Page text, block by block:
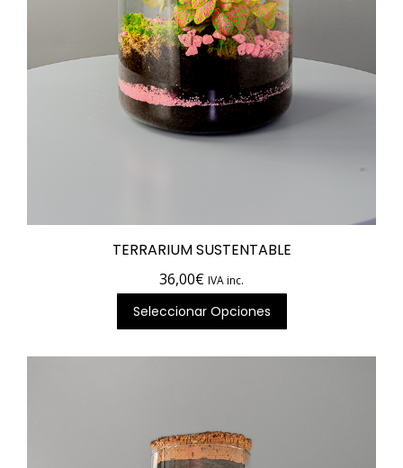
TERRARIUM SUSTENTABLE
36,00€ IVA inc.
Seleccionar Opciones